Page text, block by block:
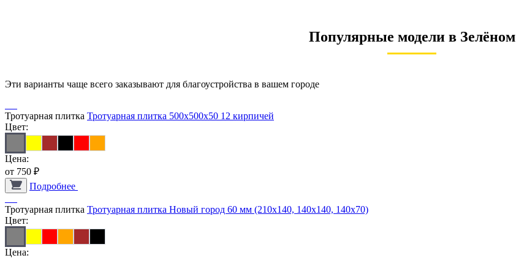
Популярные модели в Зелёном
Эти варианты чаще всего заказывают для благоустройства в вашем городе
Тротуарная плитка Тротуарная плитка 500х500х50 12 кирпичей
Цвет:
Цена:
от 750 ₽
Подробнее
Тротуарная плитка Тротуарная плитка Новый город 60 мм (210х140, 140х140, 140х70)
Цвет:
Цена: